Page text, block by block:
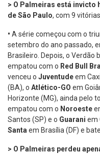
> O Palmeiras está invicto
de São Paulo, com 9
• A série começou com o
setembro do ano passado,
Brasileiro. Depois, o Verdão
empatou com o Red Bull
venceu o Juventudeem
(BA), o Atlético-GO em
Horizonte (MG), ainda pelo
empatou com o Noroeste
Santos (SP) e o Guarani em
Santa em Brasília (DF) e
> O Palmeiras perdeu